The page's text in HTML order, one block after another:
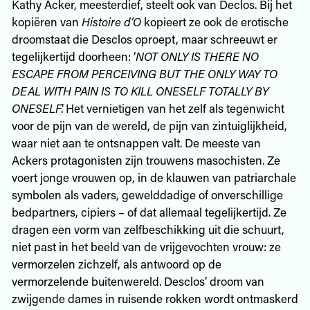
Kathy Acker, meesterdief, steelt ook van Declos. Bij het
kopiëren van Histoire d’Okopieert ze ook de erotische
droomstaat die Desclos oproept, maar schreeuwt er
tegelijkertijd doorheen: ‘NOT ONLY IS THERE NO
ESCAPE FROM PERCEIVING BUT THE ONLY WAY TO
DEAL WITH PAIN IS TO KILL ONESELF TOTALLY BY
ONESELF’. Het vernietigen van het zelf als tegenwicht
voor de pijn van de wereld, de pijn van zintuiglijkheid,
waar niet aan te ontsnappen valt. De meeste van
Ackers protagonisten zijn trouwens masochisten. Ze
voert jonge vrouwen op, in de klauwen van patriarchale
symbolen als vaders, gewelddadige of onverschillige
bedpartners, cipiers – of dat allemaal tegelijkertijd. Ze
dragen een vorm van zelfbeschikking uit die schuurt,
niet past in het beeld van de vrijgevochten vrouw: ze
vermorzelen zichzelf, als antwoord op de
vermorzelende buitenwereld. Desclos’ droom van
zwijgende dames in ruisende rokken wordt ontmaskerd